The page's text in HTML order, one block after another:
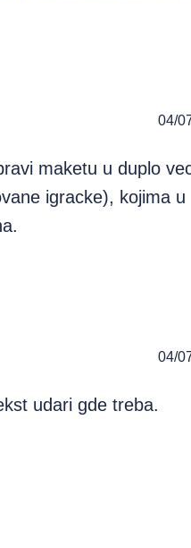
04/
maketu u duplo
igracke), kojima u
04/
udari gde treba.